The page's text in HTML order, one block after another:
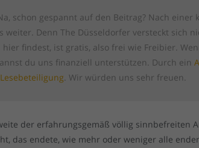
schon gespannt auf den Beitrag? Nach einer
weiter. Denn The Düsseldorfer versteckt sich
hier findest, ist gratis, also frei wie Freibier.
du uns finanziell unterstützen. Durch ein
. Wir würden uns sehr freuen.
der erfahrungsgemäß völlig sinnbefreiten
das endete, wie mehr oder weniger alle